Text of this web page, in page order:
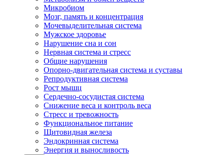
Микробиом
Мозг, память и концентрация
Мочевыделительная система
Мужское здоровье
Нарушение сна и сон
Нервная система и стресс
Общие нарушения
Опорно-двигательная система и суставы
Репродуктивная система
Рост мышц
Сердечно-сосудистая система
Снижение веса и контроль веса
Стресс и тревожность
Функциональное питание
Щитовидная железа
Эндокринная система
Энергия и выносливость